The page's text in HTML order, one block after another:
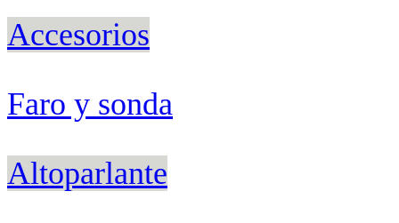
Accesorios
Faro y sonda
Altoparlante